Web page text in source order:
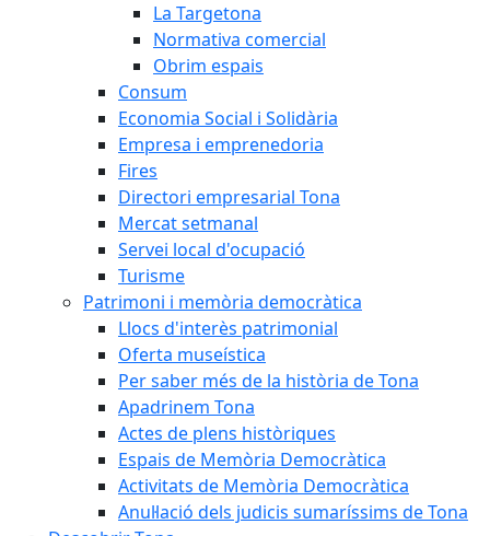
La Targetona
Normativa comercial
Obrim espais
Consum
Economia Social i Solidària
Empresa i emprenedoria
Fires
Directori empresarial Tona
Mercat setmanal
Servei local d'ocupació
Turisme
Patrimoni i memòria democràtica
Llocs d'interès patrimonial
Oferta museística
Per saber més de la història de Tona
Apadrinem Tona
Actes de plens històriques
Espais de Memòria Democràtica
Activitats de Memòria Democràtica
Anul·lació dels judicis sumaríssims de Tona